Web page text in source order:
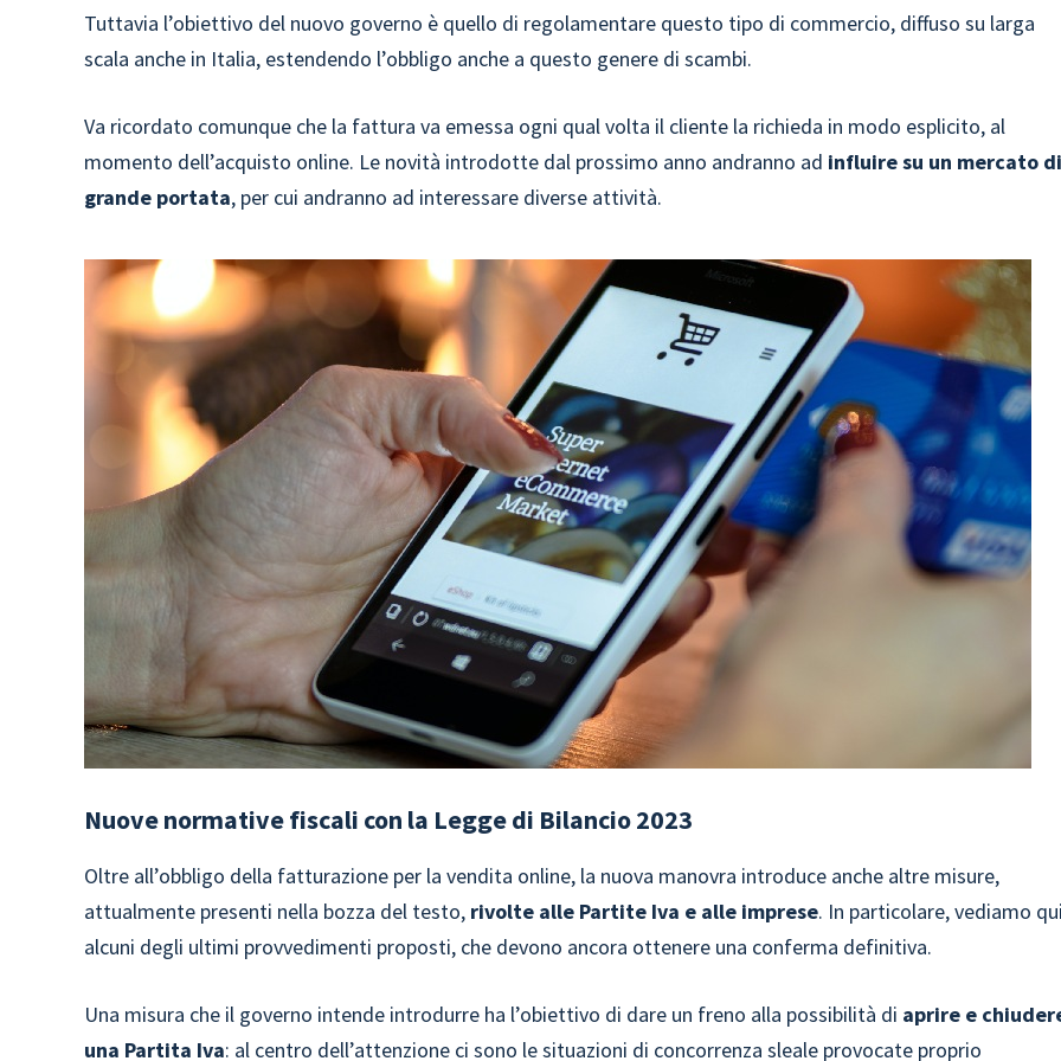
Tuttavia l’obiettivo del nuovo governo è quello di regolamentare questo tipo di commercio, diffuso su larga
scala anche in Italia, estendendo l’obbligo anche a questo genere di scambi.
Va ricordato comunque che la fattura va emessa ogni qual volta il cliente la richieda in modo esplicito, al
momento dell’acquisto online. Le novità introdotte dal prossimo anno andranno ad influire su un mercato
grande portata, per cui andranno ad interessare diverse attività.
Nuove normative fiscali con la Legge di Bilancio 2023
Oltre all’obbligo della fatturazione per la vendita online, la nuova manovra introduce anche altre misure,
attualmente presenti nella bozza del testo, rivolte alle Partite Iva e alle imprese. In particolare, vediamo
alcuni degli ultimi provvedimenti proposti, che devono ancora ottenere una conferma definitiva.
Una misura che il governo intende introdurre ha l’obiettivo di dare un freno alla possibilità di aprire e
una Partita Iva: al centro dell’attenzione ci sono le situazioni di concorrenza sleale provocate proprio